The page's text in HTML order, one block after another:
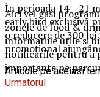
În perioada 14 – 21
early bird exclusivă
o reducere de 300
promoțional
Articole pe aceiasi
Urmatorul
Aici vei gasi
zonele de food &
informatiile utile si
notificarile pentru a
importante pe